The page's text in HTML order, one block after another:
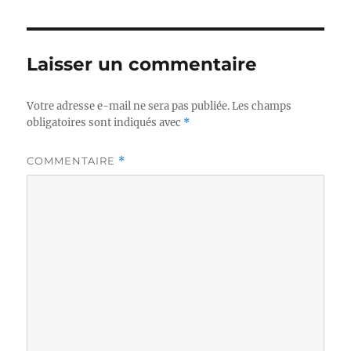
Laisser un commentaire
Votre adresse e-mail ne sera pas publiée. Les champs
obligatoires sont indiqués avec *
COMMENTAIRE *